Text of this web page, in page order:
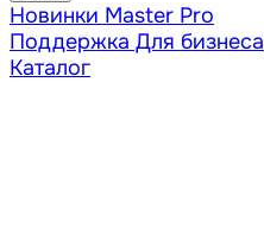
Новинки Master Pro
Поддержка Для бизнеса
Каталог